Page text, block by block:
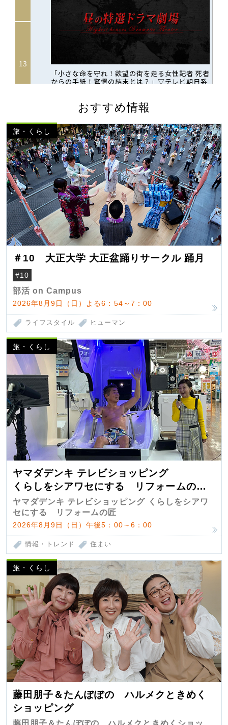
おすすめ情報
旅・くらし
＃10 大正大学 大正盆踊りサークル 踊月
#10
部活 on Campus
2026年8月9日（日）よる6：54～7：00
ライフスタイル ヒューマン
旅・くらし
ヤマダデンキ テレビショッピング
くらしをシアワセにする リフォームの
匠 第7弾
ヤマダデンキ テレビショッピング くらしをシアワ
セにする リフォームの匠
2026年8月9日（日）午後5：00～6：00
情報・トレンド 住まい
旅・くらし
藤田朋子＆たんぽぽの ハルメクときめく
ショッピング
藤田朋子＆たんぽぽの ハルメクときめくショッ